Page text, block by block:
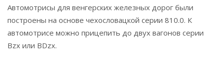
Автомотрисы для венгерских железных дорог были
построены на основе чехословацкой серии 810.0. К
автомотрисе можно прицепить до двух вагонов серии
Вzx или BDzx.